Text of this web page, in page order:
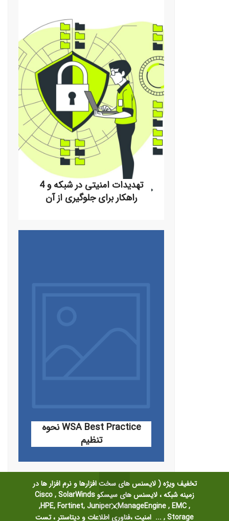
تخفیف ویژه ( لایسنس های سخت افزارها و نرم افزار ها در
زمینه شبکه ، لایسنس های سیسکو Cisco , SolarWinds
,HPE, Fortinet, Juniper ، ManageEngine , EMC ,
Storage , ... امنیت ،فناوری اطلاعات و دیتاسنتر ، تست
تهدیدات امنیتی در شبکه و 4
راهکار برای جلوگیری از آن
در دنیای دیجیتال امروز، امنیت شبکه به یکی از
موضوعات حیاتی و بحث‌برانگیز تبدیل شده
است. با افزایش روزافزون استفاده
WSA Best Practice نحوه
تنظیم